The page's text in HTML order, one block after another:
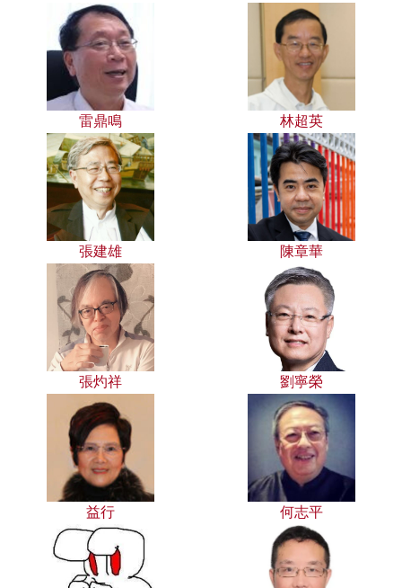
雷鼎鳴 林超英
張建雄 陳章華
張灼祥 劉寧榮
益行 何志平